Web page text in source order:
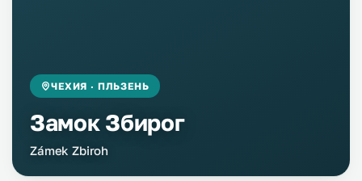
ЧЕХИЯ · ПЛЬЗЕНЬ
Замок Збирог
Zámek Zbiroh